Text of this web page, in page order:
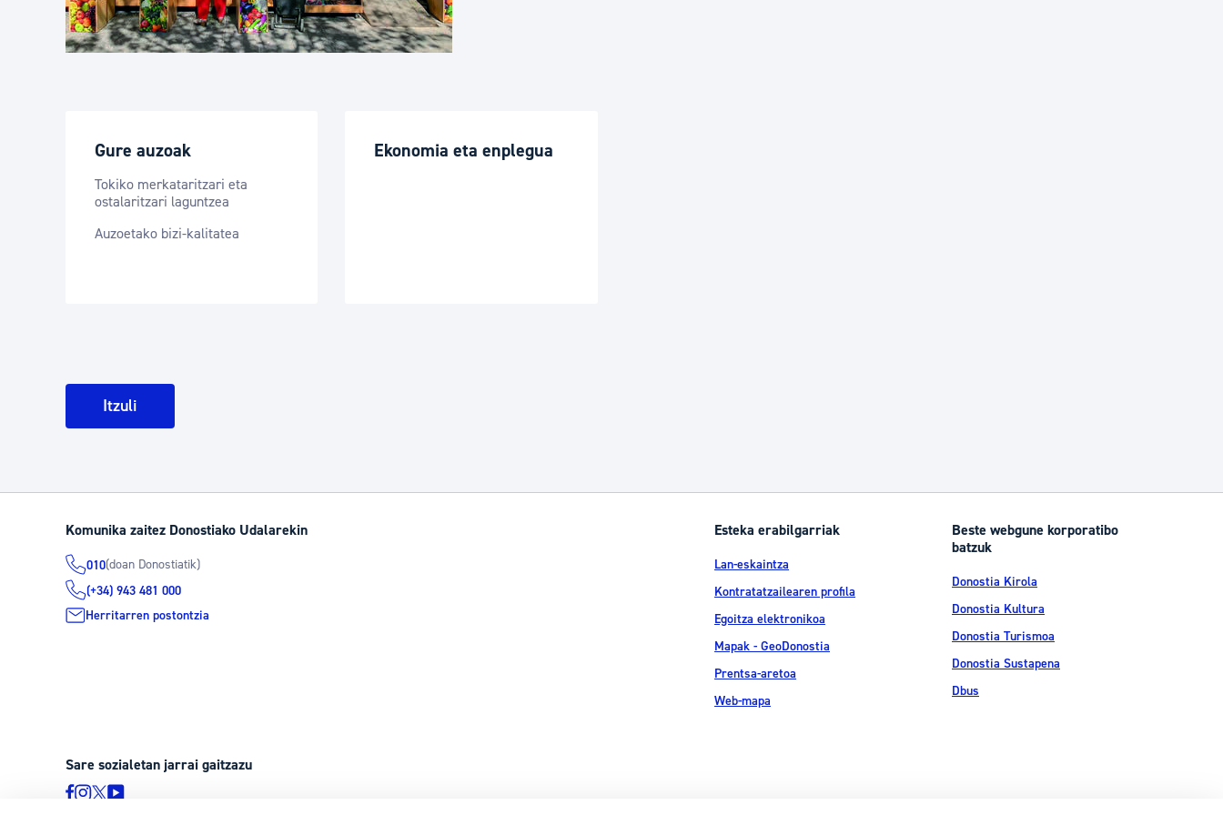
Gure auzoak
Tokiko merkataritzari eta
ostalaritzari laguntzea
Auzoetako bizi-kalitatea
Ekonomia eta enplegua
Itzuli
Komunika zaitez Donostiako Udalarekin
010(doan Donostiatik)
(+34) 943 481 000
Herritarren postontzia
Esteka erabilgarriak
Lan-eskaintza
Kontratatzailearen profila
Egoitza elektronikoa
Mapak - GeoDonostia
Prentsa-aretoa
Web-mapa
Beste webgune korporatibo
batzuk
Donostia Kirola
Donostia Kultura
Donostia Turismoa
Donostia Sustapena
Dbus
Sare sozialetan jarrai gaitzazu